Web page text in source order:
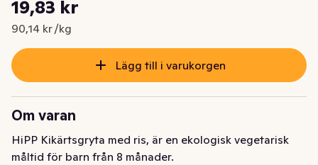
Nuvarande pris är: 19,83 kr
19,83 kr
90,14 kr /kg
Lägg till i varukorgen
Om varan
HiPP Kikärtsgryta med ris, är en ekologisk vegetarisk
måltid för barn från 8 månader.